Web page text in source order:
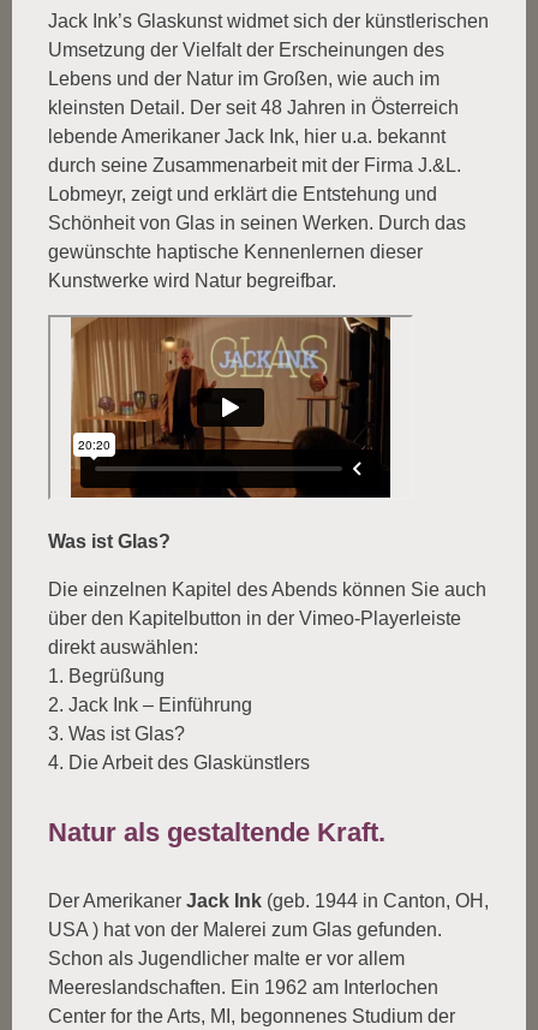
Jack Ink’s Glaskunst widmet sich der künstlerischen
Umsetzung der Vielfalt der Erscheinungen des
Lebens und der Natur im Großen, wie auch im
kleinsten Detail. Der seit 48 Jahren in Österreich
lebende Amerikaner Jack Ink, hier u.a. bekannt
durch seine Zusammenarbeit mit der Firma J.&L.
Lobmeyr, zeigt und erklärt die Entstehung und
Schönheit von Glas in seinen Werken. Durch das
gewünschte haptische Kennenlernen dieser
Kunstwerke wird Natur begreifbar.
Was ist Glas?
Die einzelnen Kapitel des Abends können Sie auch
über den Kapitelbutton in der Vimeo-Playerleiste
direkt auswählen:
1. Begrüßung
2. Jack Ink – Einführung
3. Was ist Glas?
4. Die Arbeit des Glaskünstlers
Natur als gestaltende Kraft.
Der Amerikaner Jack Ink (geb. 1944 in Canton, OH,
USA ) hat von der Malerei zum Glas gefunden.
Schon als Jugendlicher malte er vor allem
Meereslandschaften. Ein 1962 am Interlochen
Center for the Arts, MI, begonnenes Studium der